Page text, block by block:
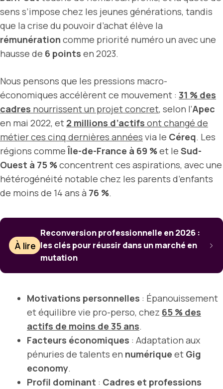
sens s’impose chez les jeunes générations, tandis
que la crise du pouvoir d’achat élève la
rémunération comme priorité numéro un avec une
hausse de 6 points en 2023.
Nous pensons que les pressions macro-
économiques accélèrent ce mouvement : 31 % des
cadres nourrissent un projet concret, selon l’Apec
en mai 2022, et 2 millions d’actifs ont changé de
métier ces cinq dernières années via le Céreq. Les
régions commeÎle-de-France à 69 %et le Sud-
Ouest à 75 %concentrent ces aspirations, avec une
hétérogénéité notable chez les parents d’enfants
de moins de 14 ans à 76 %.
À lire
Reconversion professionnelle en 2026 :
les clés pour réussir dans un marché en
mutation
Motivations personnelles : Épanouissement
et équilibre vie pro-perso, chez 65 % des
actifs de moins de 35 ans.
Facteurs économiques : Adaptation aux
pénuries de talents en numérique et Gig
economy.
Profil dominant : Cadres et professions